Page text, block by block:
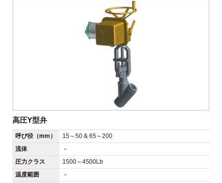
高圧Y型弁
呼び径（mm）
15～50 & 65～200
流体
－
圧力クラス
1500～4500Lb
温度範囲
－